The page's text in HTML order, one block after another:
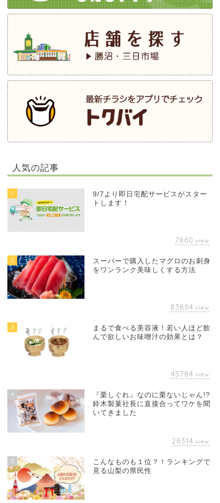
人気の記事
1
9/7より即日宅配サービスがスター
トします！
7860 view
2
スーパーで購入したマグロのお刺身
をワンランク美味しくする方法
83864 view
3
まるで食べる美容液！若い人ほど飲
んで欲しいお味噌汁の効果とは？
45784 view
4
『栗しぐれ』なのに栗ないじゃん!?
鈴木製菓社長に直接合ってワケを聞
いてきました
28314 view
5
こんなものも１位？！ランキングで
見る山梨の県民性